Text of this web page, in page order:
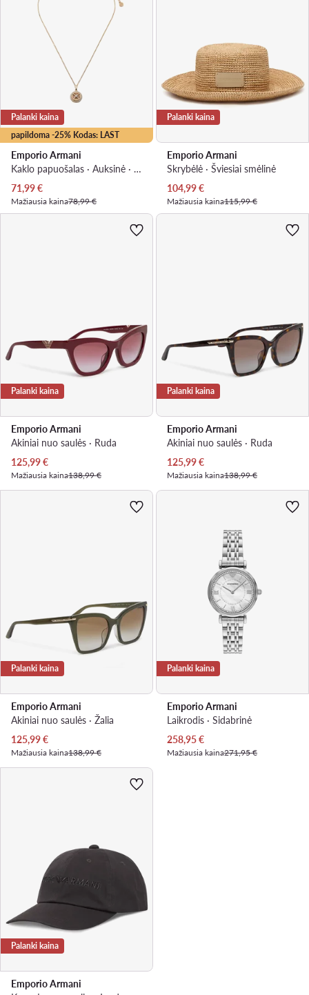
papildoma -25% Kodas: LAST
Palanki kaina
Emporio Armani
Kaklo papuošalas · Auksinė · Nerūdijantis plienas
Dabartinė kaina
71,99€
Mažiausia kaina78,99 €
Palanki kaina
Emporio Armani
Skrybėlė · Šviesiai smėlinė
Dabartinė kaina
104,99€
Mažiausia kaina115,99 €
Palanki kaina
Emporio Armani
Akiniai nuo saulės · Ruda
Dabartinė kaina
125,99€
Mažiausia kaina138,99 €
Palanki kaina
Emporio Armani
Akiniai nuo saulės · Ruda
Dabartinė kaina
125,99€
Mažiausia kaina138,99 €
Palanki kaina
Emporio Armani
Akiniai nuo saulės · Žalia
Dabartinė kaina
125,99€
Mažiausia kaina138,99 €
Palanki kaina
Emporio Armani
Laikrodis · Sidabrinė
Dabartinė kaina
258,95€
Mažiausia kaina271,95 €
Palanki kaina
Emporio Armani